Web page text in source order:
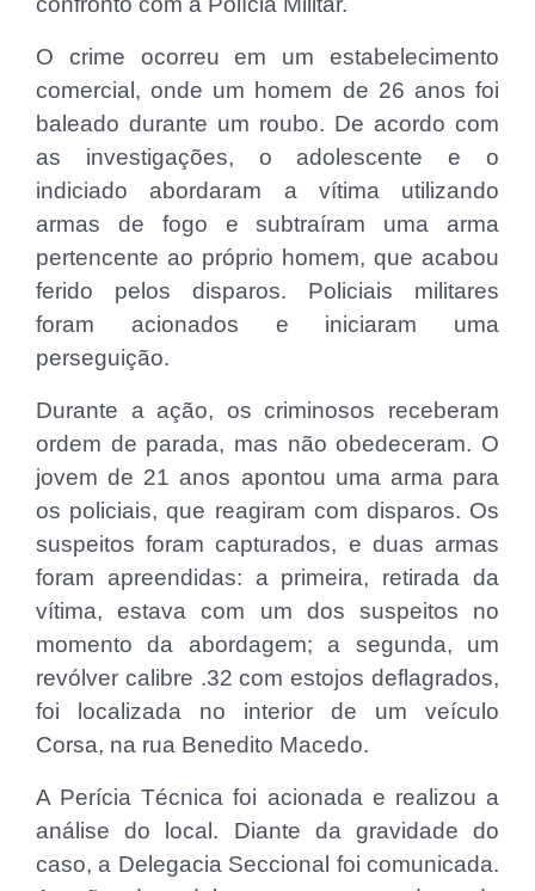
O crime ocorreu em um estabelecimento
comercial, onde um homem de 26 anos foi
baleado durante um roubo. De acordo com
as investigações, o adolescente e o
indiciado abordaram a vítima utilizando
armas de fogo e subtraíram uma arma
pertencente ao próprio homem, que acabou
ferido pelos disparos. Policiais militares
foram acionados e iniciaram uma
perseguição.
Durante a ação, os criminosos receberam
ordem de parada, mas não obedeceram. O
jovem de 21 anos apontou uma arma para
os policiais, que reagiram com disparos. Os
suspeitos foram capturados, e duas armas
foram apreendidas: a primeira, retirada da
vítima, estava com um dos suspeitos no
momento da abordagem; a segunda, um
revólver calibre .32 com estojos deflagrados,
foi localizada no interior de um veículo
Corsa, na rua Benedito Macedo.
A Perícia Técnica foi acionada e realizou a
análise do local. Diante da gravidade do
caso, a Delegacia Seccional foi comunicada.